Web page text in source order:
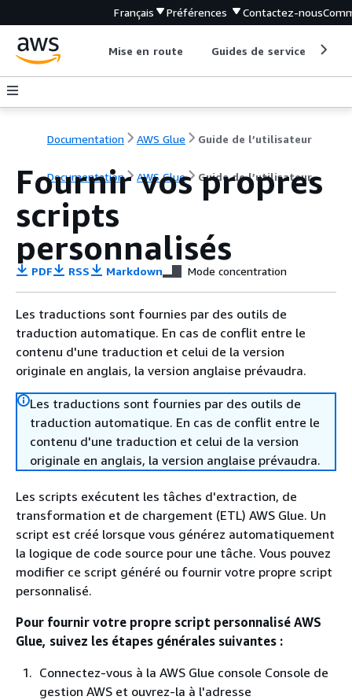
Français Préférences Contactez-nous
Mise en route Guides de service
Documentation AWS Glue Guide de l’utilisateur
Documentation AWS Glue Guide de l’utilisateur
Fournir vos propres
scripts
personnalisés
PDF RSS Markdown Mode concentration
Les traductions sont fournies par des outils de
traduction automatique. En cas de conflit entre le
contenu d'une traduction et celui de la version
originale en anglais, la version anglaise prévaudra.
Les traductions sont fournies par des outils de
traduction automatique. En cas de conflit entre le
contenu d'une traduction et celui de la version
originale en anglais, la version anglaise prévaudra.
Les scripts exécutent les tâches d'extraction, de
transformation et de chargement (ETL) AWS Glue. Un
script est créé lorsque vous générez automatiquement
la logique de code source pour une tâche. Vous pouvez
modifier ce script généré ou fournir votre propre script
personnalisé.
Pour fournir votre propre script personnalisé AWS
Glue, suivez les étapes générales suivantes :
Connectez-vous à la AWS Glue console Console de
gestion AWS et ouvrez-la à l'adresse